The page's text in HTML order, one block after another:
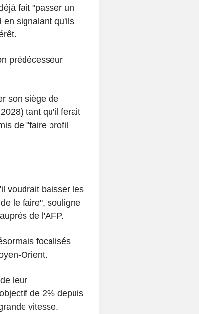
fait "passer un
en signalant qu'ils
prédécesseur
son siège de
tant qu'il ferait
de "faire profil
voudrait baisser les
le faire", souligne
de l'AFP.
focalisés
Orient.
leur
de 2% depuis
vitesse.